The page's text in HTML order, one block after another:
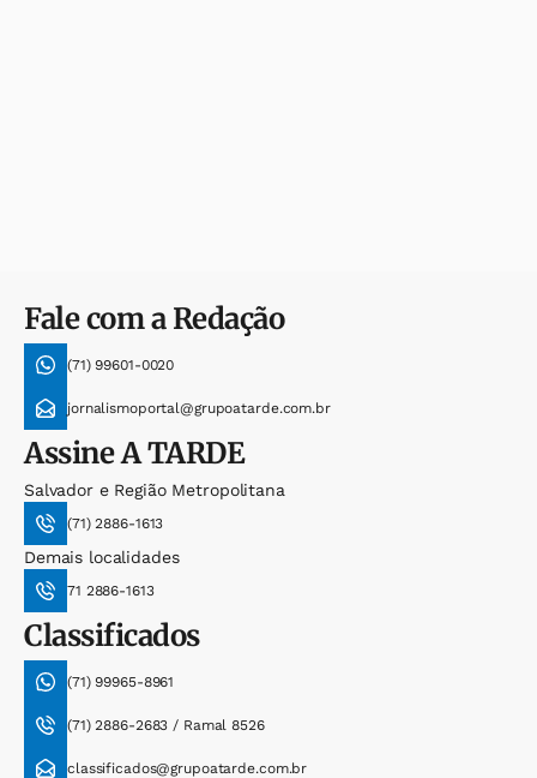
Fale com a Redação
(71) 99601-0020
jornalismoportal@grupoatarde.com.br
AssineA TARDE
Salvador e Região Metropolitana
(71) 2886-1613
Demais localidades
71 2886-1613
Classificados
(71) 99965-8961
(71) 2886-2683 / Ramal 8526
classificados@grupoatarde.com.br